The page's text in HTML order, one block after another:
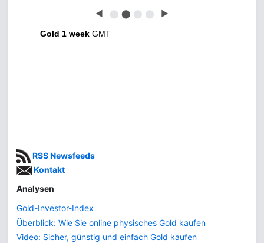
◀ ⬤ ⬤ ⬤ ⬤ ▶
Gold 1 week GMT
RSS Newsfeeds
Kontakt
Analysen
Gold-Investor-Index
Überblick: Wie Sie online physisches Gold kaufen
Video: Sicher, günstig und einfach Gold kaufen